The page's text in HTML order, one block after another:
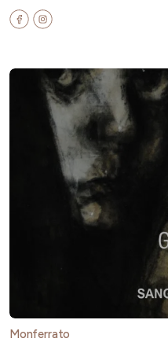
Monferrato